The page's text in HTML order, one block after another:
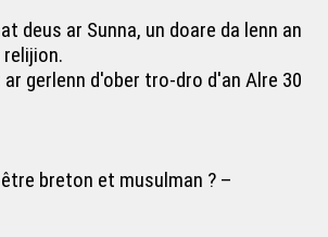
a gan
yezh
deus ar Sunna, un doare da lenn an
gerlenn d'ober tro-dro d'an Alre 30
breton et musulman ? –